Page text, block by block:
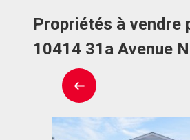
Propriétés à vendre
10414 31a Avenue